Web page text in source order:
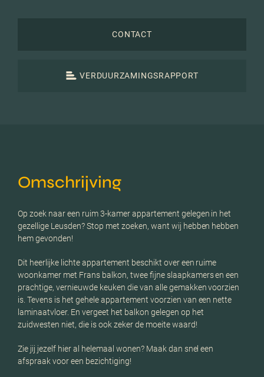
CONTACT
VERDUURZAMINGSRAPPORT
Omschrijving
Op zoek naar een ruim 3-kamer appartement gelegen in het
gezellige Leusden? Stop met zoeken, want wij hebben hebben
hem gevonden!
Dit heerlijke lichte appartement beschikt over een ruime
woonkamer met Frans balkon, twee fijne slaapkamers en een
prachtige, vernieuwde keuken die van alle gemakken voorzien
is. Tevens is het gehele appartement voorzien van een nette
laminaatvloer. En vergeet het balkon gelegen op het
zuidwesten niet, die is ook zeker de moeite waard!
Zie jij jezelf hier al helemaal wonen? Maak dan snel een
afspraak voor een bezichtiging!